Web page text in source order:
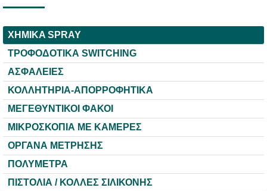
XHMIKA SPRAY
ΤΡΟΦΟΔΟΤΙΚΑ SWITCHING
ΑΣΦΑΛΕΙΕΣ
ΚΟΛΛΗΤΗΡΙΑ-ΑΠΟΡΡΟΦΗΤΙΚΑ
ΜΕΓΕΘΥΝΤΙΚΟΙ ΦΑΚΟΙ
ΜΙΚΡΟΣΚΟΠΙΑ ΜΕ ΚΑΜΕΡΕΣ
ΟΡΓΑΝΑ ΜΕΤΡΗΣΗΣ
ΠΟΛΥΜΕΤΡΑ
ΠΙΣΤΟΛΙΑ / ΚΟΛΛΕΣ ΣΙΛΙΚΟΝΗΣ